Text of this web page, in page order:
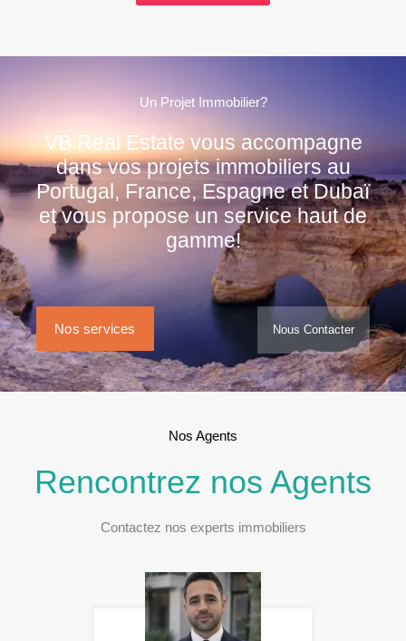
Un Projet Immobilier?
VB Real Estate vous accompagne
dans vos projets immobiliers au
Portugal, France, Espagne et Dubaï
et vous propose un service haut de
gamme!
Nos services Nous Contacter
Nos Agents
Rencontrez nos Agents
Contactez nos experts immobiliers